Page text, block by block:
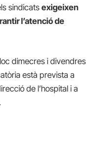
sindicats exigeixen
l’atenció de
dimecres i divendres
està prevista a
de l’hospital i a